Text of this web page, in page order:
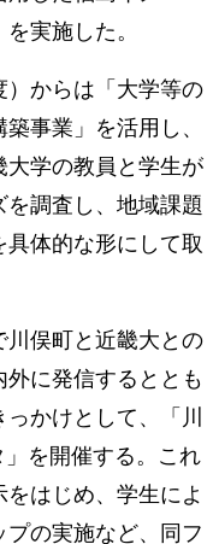
実施した。
）からは「⼤学等の
事業」を活⽤し、
学の教員と学⽣が
調査し、地域課題
体的な形にして取
俣町と近畿⼤との
に発信するととも
かけとして、「川
を開催する。これ
はじめ、学⽣によ
の実施など、同フ